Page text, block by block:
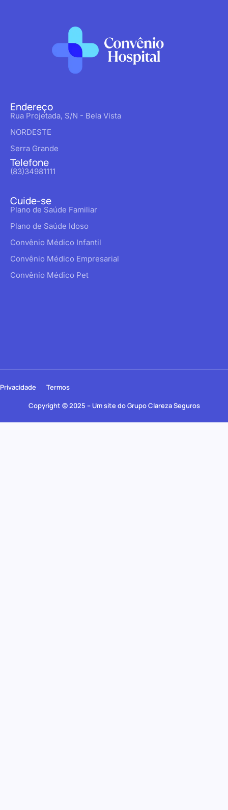
Endereço
Rua Projetada, S/N - Bela Vista
NORDESTE
Serra Grande
Telefone
(83)34981111
Cuide-se
Plano de Saúde Familiar
Plano de Saúde Idoso
Convênio Médico Infantil
Convênio Médico Empresarial
Convênio Médico Pet
Copyright © 2025 – Um site do Grupo Clareza Seguros
Privacidade Termos